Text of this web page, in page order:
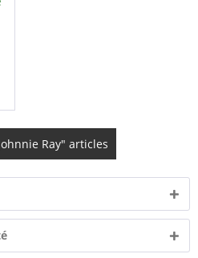
Ray" articles